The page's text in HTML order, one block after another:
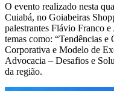
O evento realizado nesta
Cuiabá, no Goiabeiras
palestrantes Flávio Franco
temas como: “Tendências
Corporativa e Modelo de
Advocacia – Desafios e
da região.